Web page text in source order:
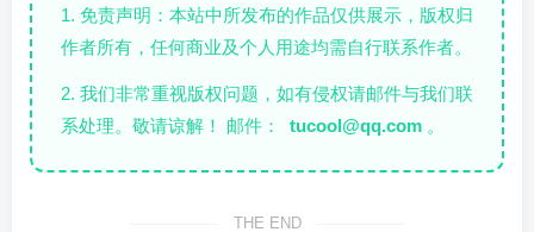
1. 免责声明：本站中所发布的作品仅供展示，版权归
作者所有，任何商业及个人用途均需自行联系作者。
2. 我们非常重视版权问题，如有侵权请邮件与我们联
系处理。敬请谅解！ 邮件：
tucool@qq.com 。
THE END